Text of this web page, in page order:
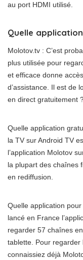
au port HDMI utilisé.
Quelle
Molotov.tv : C’est
plus utilisée pour
et efficace donne
d’assistance. Il est de
en direct gratuitement
Quelle application
la TV sur Android TV
l’application Molotov
la plupart des chaînes
en rediffusion.
Quelle application
lancé en France
regarder 57 chaînes
tablette. Pour
connaissiez déjà